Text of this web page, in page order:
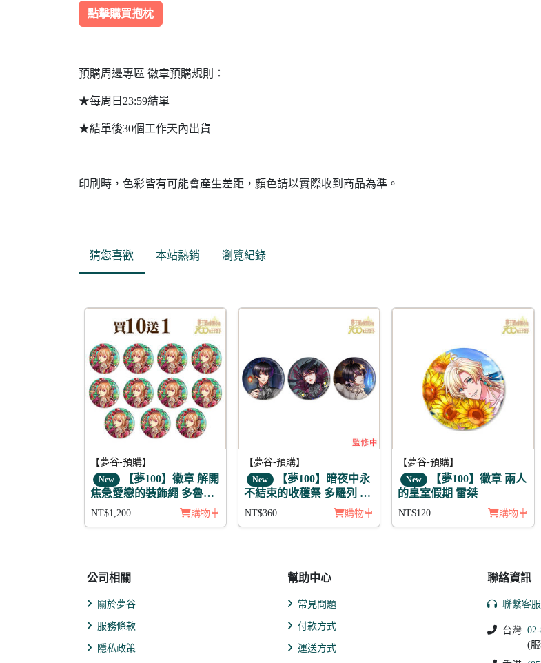
點擊購買抱枕
預購周邊專區 徽章預購規則：
★每周日23:59結單
★結單後30個工作天內出貨
印刷時，色彩皆有可能會產生差距，顏色請以實際收到商品為準。
猜您喜歡 本站熱銷 瀏覽紀錄
【夢谷-預購】
New 【夢100】徽章 解開
焦急愛戀的裝飾繩 多魯馬
利 11入
NT$1,200 購物車
【夢谷-預購】
New 【夢100】暗夜中永
不結束的收穫祭 多羅列 徽
章3入組
NT$360 購物車
【夢谷-預購】
New 【夢100】徽章 兩人
的皇室假期 雷桀
NT$120 購物車
公司相關
關於夢谷
服務條款
隱私政策
幫助中心
常見問題
付款方式
運送方式
聯絡資訊
聯繫客服
台灣
(